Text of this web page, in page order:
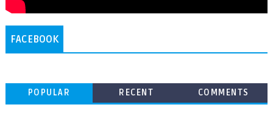
FACEBOOK
POPULAR RECENT COMMENTS